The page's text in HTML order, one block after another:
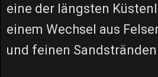
eine der längsten
einem Wechsel aus
und feinen